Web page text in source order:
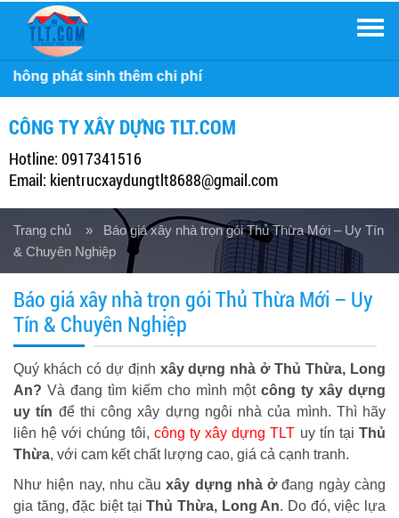
phí
CÔNG TY XÂY DỰNG TLT.COM
Hotline: 0917341516
Email: kientrucxaydungtlt8688@gmail.com
Trang chủ » Báo giá xây nhà trọn gói Thủ Thừa Mới – Uy Tín
& Chuyên Nghiệp
Báo giá xây nhà trọn gói Thủ Thừa Mới – Uy
Tín & Chuyên Nghiệp
Quý khách có dự định xây dựng nhà ở Thủ Thừa, Long
An? Và đang tìm kiếm cho mình một công ty xây dựng
uy tín để thi công xây dựng ngôi nhà của mình. Thì hãy
liên hệ với chúng tôi, công ty xây dựng TLT uy tín tạiThủ
Thừa, với cam kết chất lượng cao, giá cả cạnh tranh.
Như hiện nay, nhu cầuxây dựng nhà ởđang ngày càng
gia tăng, đặc biệt tạiThủ Thừa, Long An. Do đó, việc lựa